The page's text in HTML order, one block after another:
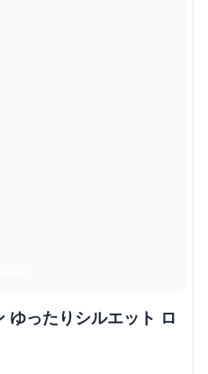
ゆったりシルエット ロ